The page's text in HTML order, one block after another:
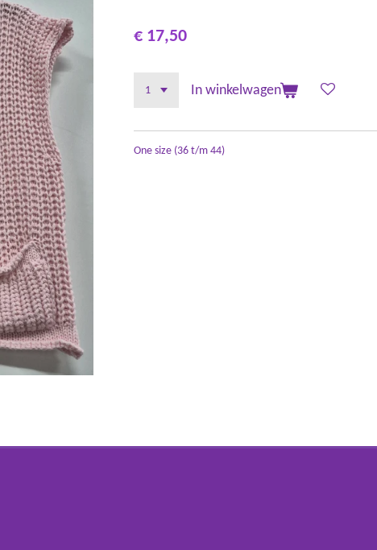
€ 17,50
In winkelwagen
One size (36 t/m 44)